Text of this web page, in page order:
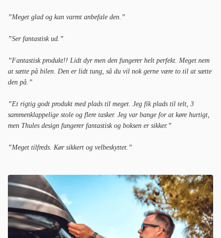
”Meget glad og kan varmt anbefale den.”
”Ser fantastisk ud.”
”Fantastisk produkt!! Lidt dyr men den fungerer helt perfekt. Meget nem
at sætte på bilen. Den er lidt tung, så du vil nok gerne være to til at sætte
den på.”
”Et rigtig godt produkt med plads til meget. Jeg fik plads til telt, 3
sammenklappelige stole og flere tasker. Jeg var bange for at køre hurtigt,
men Thules design fungerer fantastisk og boksen er sikker.”
”Meget tilfreds. Kør sikkert og velbeskyttet.”